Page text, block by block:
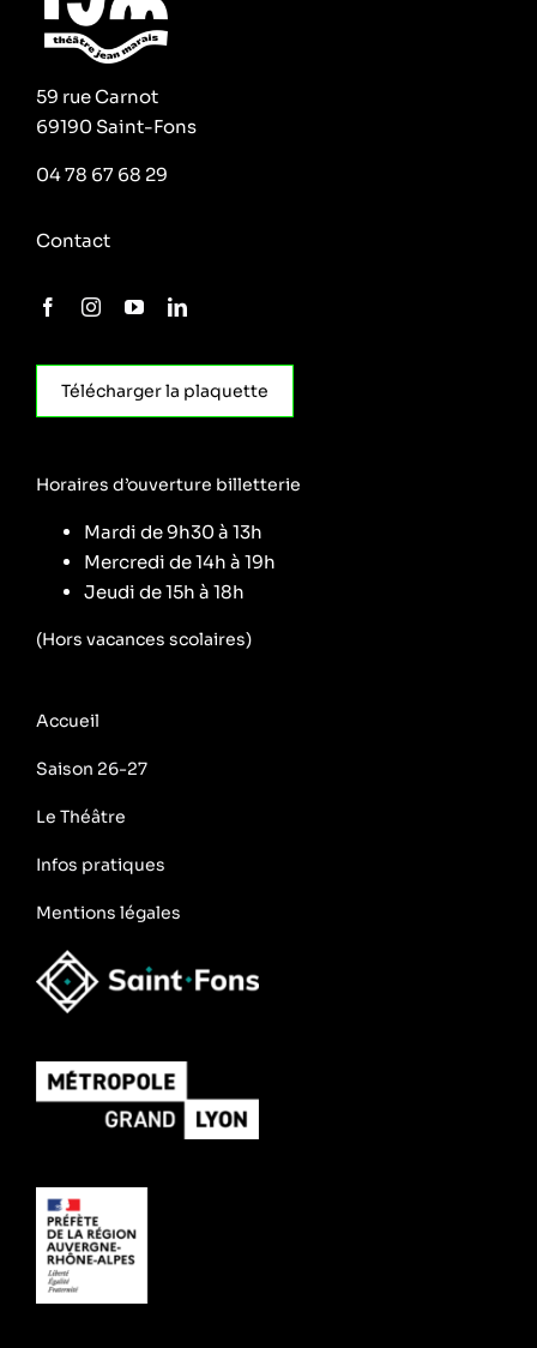
59 rue Carnot
69190 Saint-Fons
04 78 67 68 29
Contact
Télécharger la plaquette
Horaires d’ouverture billetterie
Mardi de 9h30 à 13h
Mercredi de 14h à 19h
Jeudi de 15h à 18h
(Hors vacances scolaires)
Accueil
Saison 26-27
Le Théâtre
Infos pratiques
Mentions légales